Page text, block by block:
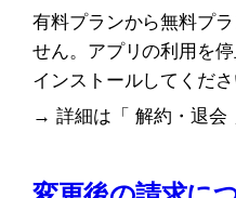
有料プランから無料プ
せん。アプリの利用を
インストールしてくださ
→ 詳細は「 解約・退会